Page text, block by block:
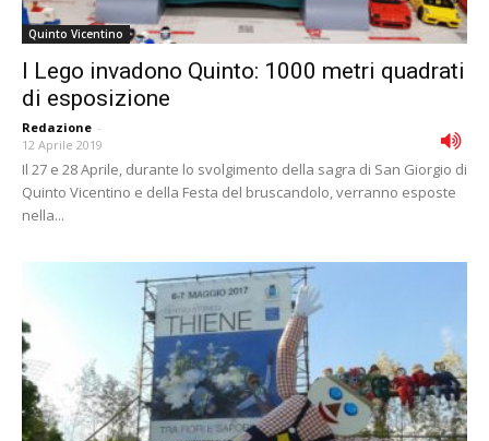
Quinto Vicentino
I Lego invadono Quinto: 1000 metri quadrati
di esposizione
Redazione -
12 Aprile 2019
Il 27 e 28 Aprile, durante lo svolgimento della sagra di San Giorgio di
Quinto Vicentino e della Festa del bruscandolo, verranno esposte
nella...